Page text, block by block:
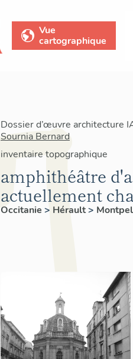
Vue
cartographique
Dossier d’œuvre architecture
Sournia Bernard
inventaire topographique
amphithéâtre
actuellement
Occitanie > Hérault>